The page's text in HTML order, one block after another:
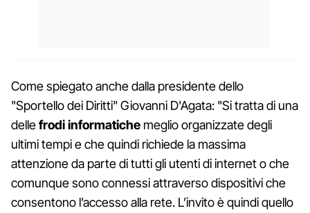
Come spiegato anche dalla presidente dello
"Sportello dei Diritti" Giovanni D'Agata: "Si tratta di una
dellefrodi informatiche meglio organizzate degli
ultimi tempi e che quindi richiede la massima
attenzione da parte di tutti gli utenti di internet o che
comunque sono connessi attraverso dispositivi che
consentono l’accesso alla rete. L’invito è quindi quello